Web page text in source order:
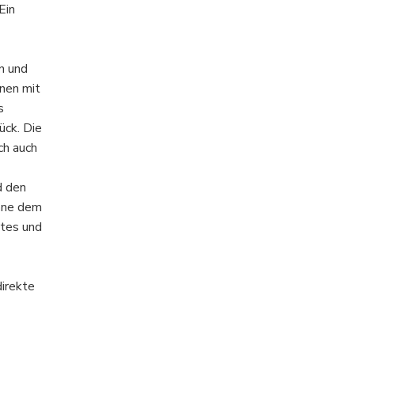
und
mit
Die
auch
den
dem
und